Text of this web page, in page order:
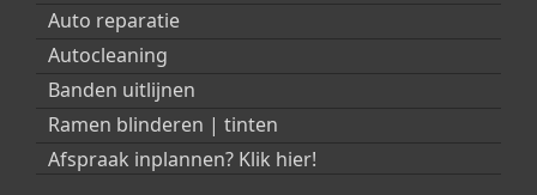
Auto reparatie
Autocleaning
Banden uitlijnen
Ramen blinderen | tinten
Afspraak inplannen? Klik hier!